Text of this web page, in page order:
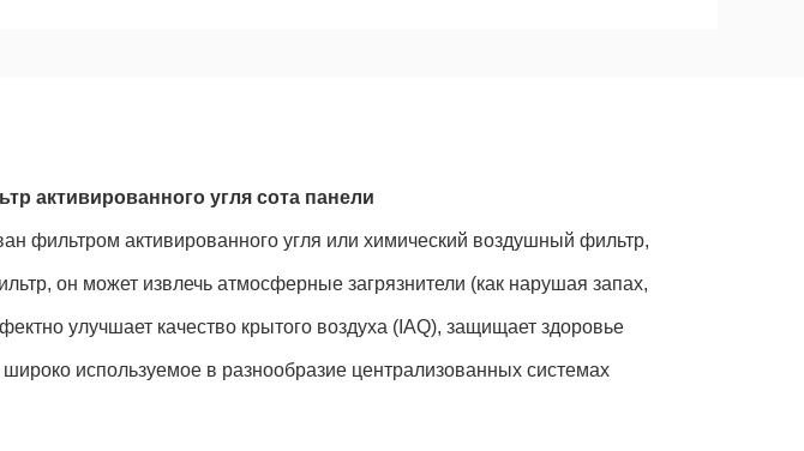
активированного угля сота панели
фильтром активированного угля или химический воздушный фильтр,
он может извлечь атмосферные загрязнители (как нарушая запах,
улучшает качество крытого воздуха (IAQ), защищает здоровье
используемое в разнообразие централизованных системах